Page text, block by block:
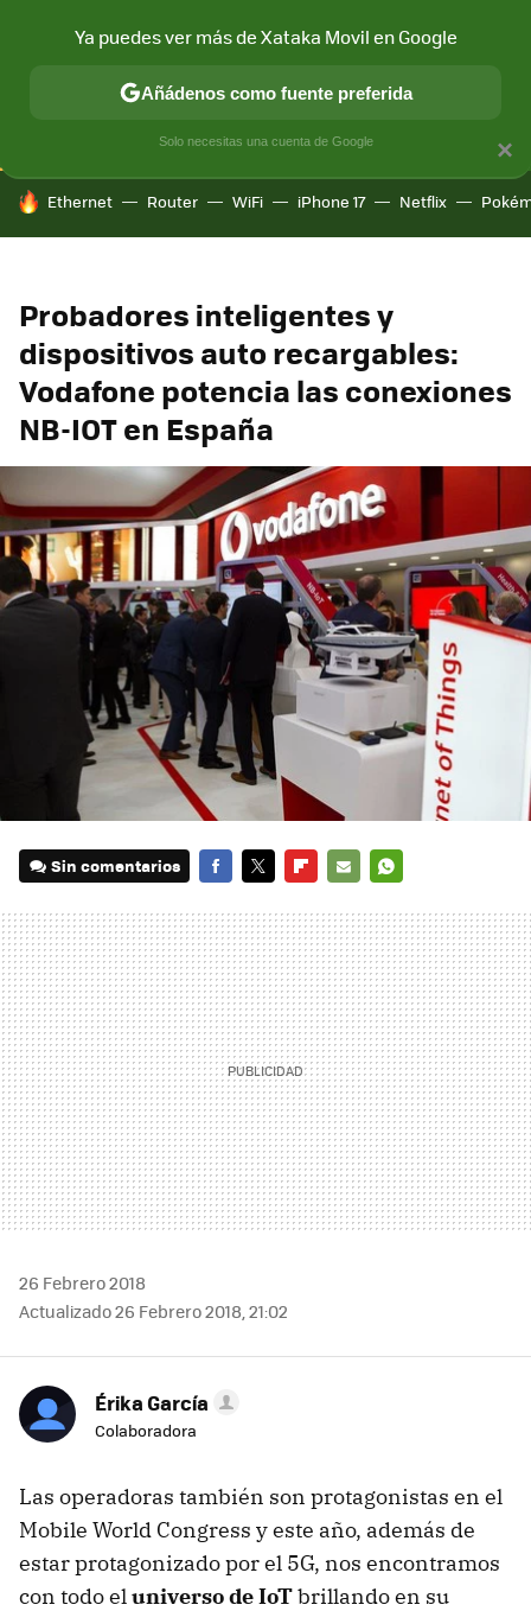
CONECTIVIDAD MÓVIL Y SOCIEDAD APLICACIONES
HOY SE HABLA DE
Ethernet Router WiFi iPhone 17 Netflix
Probadores inteligentes y
dispositivos auto recargables:
Vodafone potencia las conexiones
NB-IOT en España
Sin comentarios
MAIL
26 Febrero 2018
Actualizado 26 Febrero 2018, 21:02
Érika García
Colaboradora
Las operadoras también son protagonistas en el
Mobile World Congress y este año, además de
estar protagonizado por el 5G, nos encontramos
con todo eluniverso de IoTbrillando en su
×
Ya puedes ver más de Xataka Movil en Google
Añádenos como fuente preferida
Solo necesitas una cuenta de Google